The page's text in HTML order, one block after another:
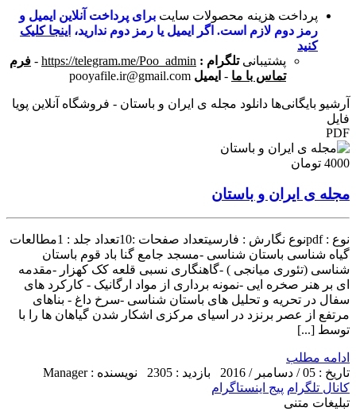
پرداخت هزینه محصولات سایت برای پرداخت آنلاین ایمیل و
رمز دوم لازم است. اگر ایمیل یا رمز دوم ندارید، اینجا کلیک
کنید
پشتیبانی تلگرام : https://telegram.me/Poo_admin
- فرم
تماس با ما - ایمیل pooyafile.ir@gmail.com
آرشیو بایگانی‌ها دانلود مجله ی ایران و باستان - فروشگاه آنلاین پویا
فایل
PDF
4000 تومان
مجله ی ایران و باستان
نوع : pdfنوع نگارش : فارسیتعداد صفحات :10تعداد جلد : 1مطالعات
گیاه شناسی باستان شناسی -مسجد جامع گنا باد قوم باستان
شناسی (تئوری میانجی ) -گاهنگاری نسبی قلعه کک کهزار -مقدمه
ای بر هنر صخره ایی -نمونه برداری از مواد ارگانیک - کارکرد های
سفال در تحریه و تحلیل های باستان شناسی -سرخ داغ - بناهای
مرتفع از عصر برنزد در اسیای مرکزی اشکار شدن گیاهان ها را با
توسط [...]
ادامه مطلب
تاریخ : 05 / دسامبر / 2016
بازدید : 2305
نویسنده : Manager
کانال تلگرام پیج اینستاگرام
تبلیغات متنی